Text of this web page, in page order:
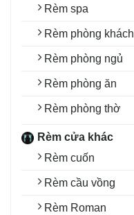
Rèm spa
Rèm phòng khách
Rèm phòng ngủ
Rèm phòng ăn
Rèm phòng thờ
Rèm cửa khác
Rèm cuốn
Rèm cầu vồng
Rèm Roman